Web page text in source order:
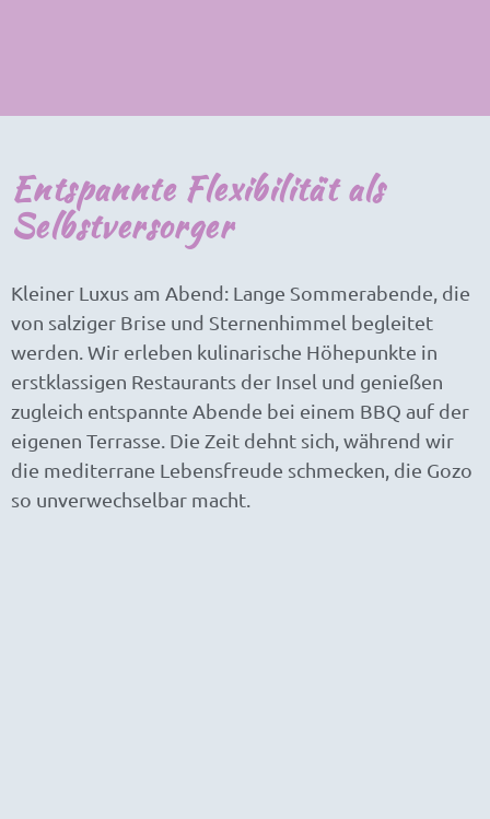
Entspannte Flexibilität als
Selbstversorger
Kleiner Luxus am Abend: Lange Sommerabende, die
von salziger Brise und Sternenhimmel begleitet
werden. Wir erleben kulinarische Höhepunkte in
erstklassigen Restaurants der Insel und genießen
zugleich entspannte Abende bei einem BBQ auf der
eigenen Terrasse. Die Zeit dehnt sich, während wir
die mediterrane Lebensfreude schmecken, die Gozo
so unverwechselbar macht.